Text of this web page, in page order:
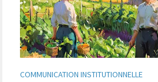
COMMUNICATION INSTITUTIONNELLE